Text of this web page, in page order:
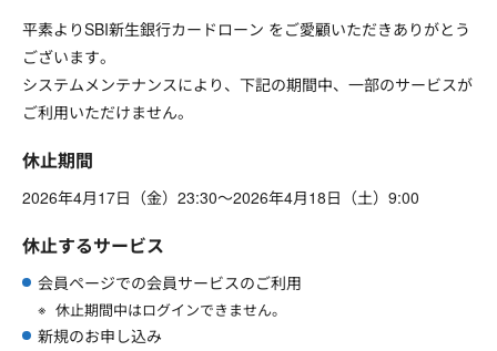
平素よりSBI新生銀行カードローン をご愛顧いただきありがとう
ございます。
システムメンテナンスにより、下記の期間中、一部のサービスが
ご利用いただけません。
休止期間
2026年4月17日（金）23:30～2026年4月18日（土）9:00
休止するサービス
会員ページでの会員サービスのご利用
休止期間中はログインできません。
新規のお申し込み